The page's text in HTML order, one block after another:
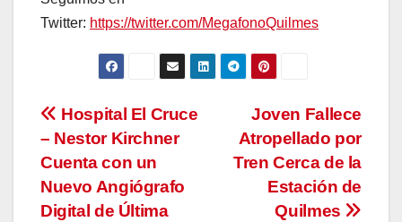
Twitter: https://twitter.com/MegafonoQuilmes
Navegación
de
entradas
Joven Fallece
Atropellado por
Tren Cerca de la
Estación de
Quilmes
Hospital El Cruce
– Nestor Kirchner
Cuenta con un
Nuevo Angiógrafo
Digital de Última